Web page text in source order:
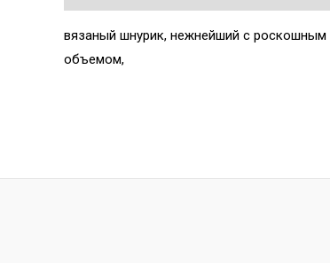
вязаный шнурик, нежнейший с роскошным
объемом,